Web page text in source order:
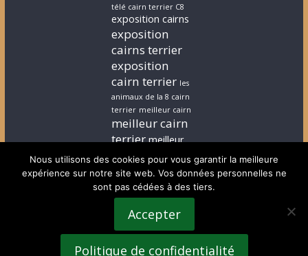
télé cairn terrier C8
exposition cairns
exposition
cairns terrier
exposition
cairn terrier les
animaux de la 8 cairn
terrier meilleur cairn
meilleur cairn
terrier meilleur
elevage cairn
terrier
stephanie
cairn terrier
stephanie
chiot cairn terrier
terrardiere voeux
terrier terrier ecossais
voeux cairn terrier
Nous utilisons des cookies pour vous garantir la meilleure
expérience sur notre site web. Vos données personnelles ne
sont pas cédées à des tiers.
Accepter
Politique de confidentialité